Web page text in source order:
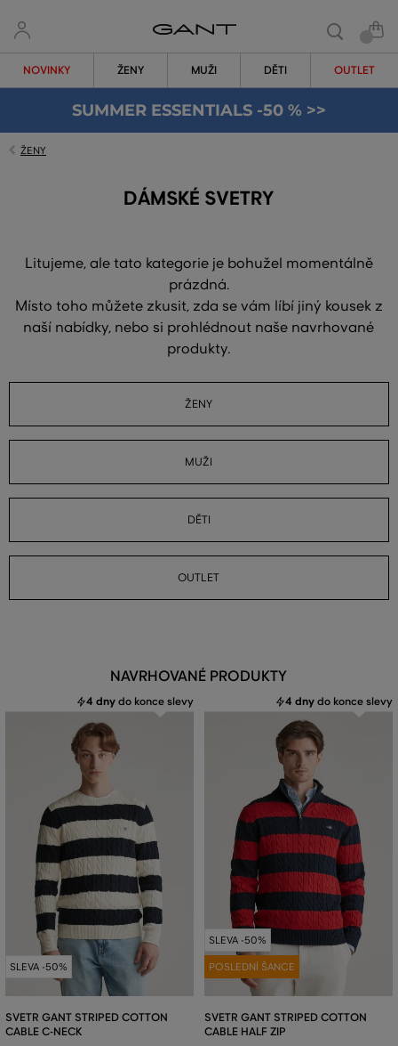
NOVINKY ŽENY MUŽI DĚTI OUTLET
SUMMER ESSENTIALS -50 % >>
ŽENY
DÁMSKÉ SVETRY
Litujeme, ale tato kategorie je bohužel momentálně
prázdná.
Místo toho můžete zkusit, zda se vám líbí jiný kousek z
naší nabídky, nebo si prohlédnout naše navrhované
produkty.
ŽENY
MUŽI
DĚTI
OUTLET
NAVRHOVANÉ PRODUKTY
4 dny do konce slevy
SLEVA -50%
SVETR GANT STRIPED COTTON
CABLE C-NECK
4 dny do konce slevy
SLEVA -50%
POSLEDNÍ ŠANCE
SVETR GANT STRIPED COTTON
CABLE HALF ZIP